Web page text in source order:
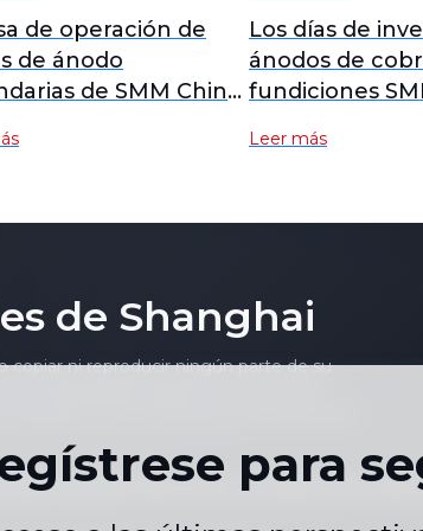
de operación de
de ánodo
de SMM China
la próxima
Los días de
ánodos de
fundiciones
2026
Leer más
para
de Shanghai
copiar ni reproducir ningún parte de su
privacidadTérminos y Condiciones